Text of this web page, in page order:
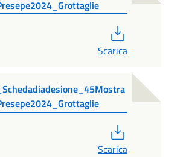
Scarica
Scarica